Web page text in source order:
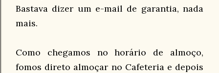
Bastava dizer um e-mail de garantia, nada
mais.
Como chegamos no horário de almoço,
fomos direto almoçar no Cafeteria e depois